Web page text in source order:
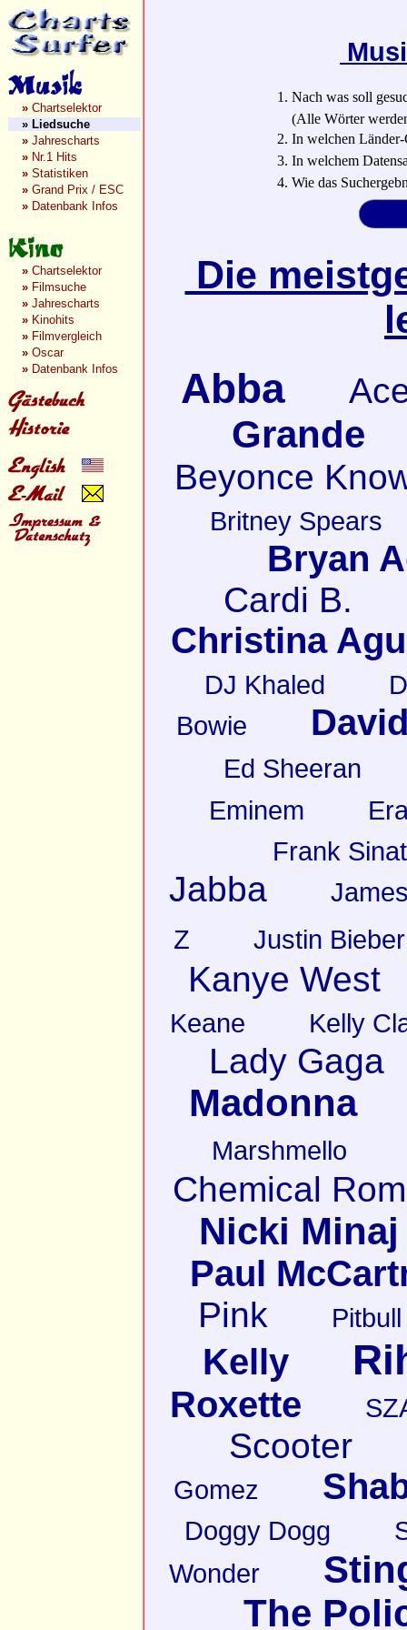
» Chartselektor
» Liedsuche
» Jahrescharts
» Nr.1 Hits
» Statistiken
» Grand Prix / ESC
» Datenbank Infos
» Chartselektor
» Filmsuche
» Jahrescharts
» Kinohits
» Filmvergleich
» Oscar
» Datenbank Infos
1. Nach was soll
(Alle Wörter
2. In welchen Länder-
3. In welchem
4. Wie das
Die
Abba
Grande
Beyonce
Britney Spears
Bryan
Cardi B.
Christina
DJ Khaled
Bowie
Ed Sheeran
Eminem
Frank
Jabba
Z
Justin Bieber
Kanye West
Keane Kelly
Lady Gaga
Madonna
Marshmello
Chemical
Nicki Minaj
Paul
Pink Pitbull
Kelly
Roxette
Scooter
Gomez
Doggy Dogg
Wonder
The